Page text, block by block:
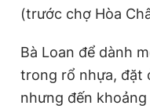
(trước chợ Hòa
Bà Loan để dành
trong rổ nhựa, đặt
nhưng đến khoảng